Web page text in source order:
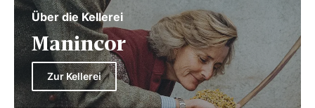
Über die Kellerei
Manincor
Zur Kellerei